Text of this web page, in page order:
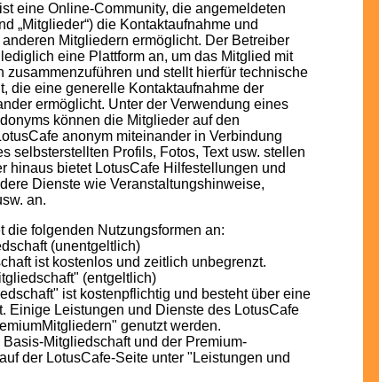
eine Online-Community, die angemeldeten
„Mitglieder“) die Kontaktaufnahme und
Mitgliedern ermöglicht. Der Betreiber
eine Plattform an, um das Mitglied mit
zusammenzuführen und stellt hierfür technische
die eine generelle Kontaktaufnahme der
ermöglicht. Unter der Verwendung eines
können die Mitglieder auf den
anonym miteinander in Verbindung
selbsterstellten Profils, Fotos, Text usw. stellen
hinaus bietet LotusCafe Hilfestellungen und
Dienste wie Veranstaltungshinweise,
an.
die folgenden Nutzungsformen an:
(unentgeltlich)
ist kostenlos und zeitlich unbegrenzt.
(entgeltlich)
ist kostenpflichtig und besteht über eine
Einige Leistungen und Dienste des LotusCafe
genutzt werden.
Mitgliedschaft und der Premium-
der LotusCafe-Seite unter "Leistungen und